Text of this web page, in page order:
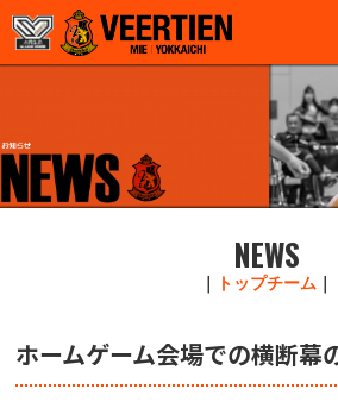
NEWS
トップチーム
ホームゲーム会場での横断幕